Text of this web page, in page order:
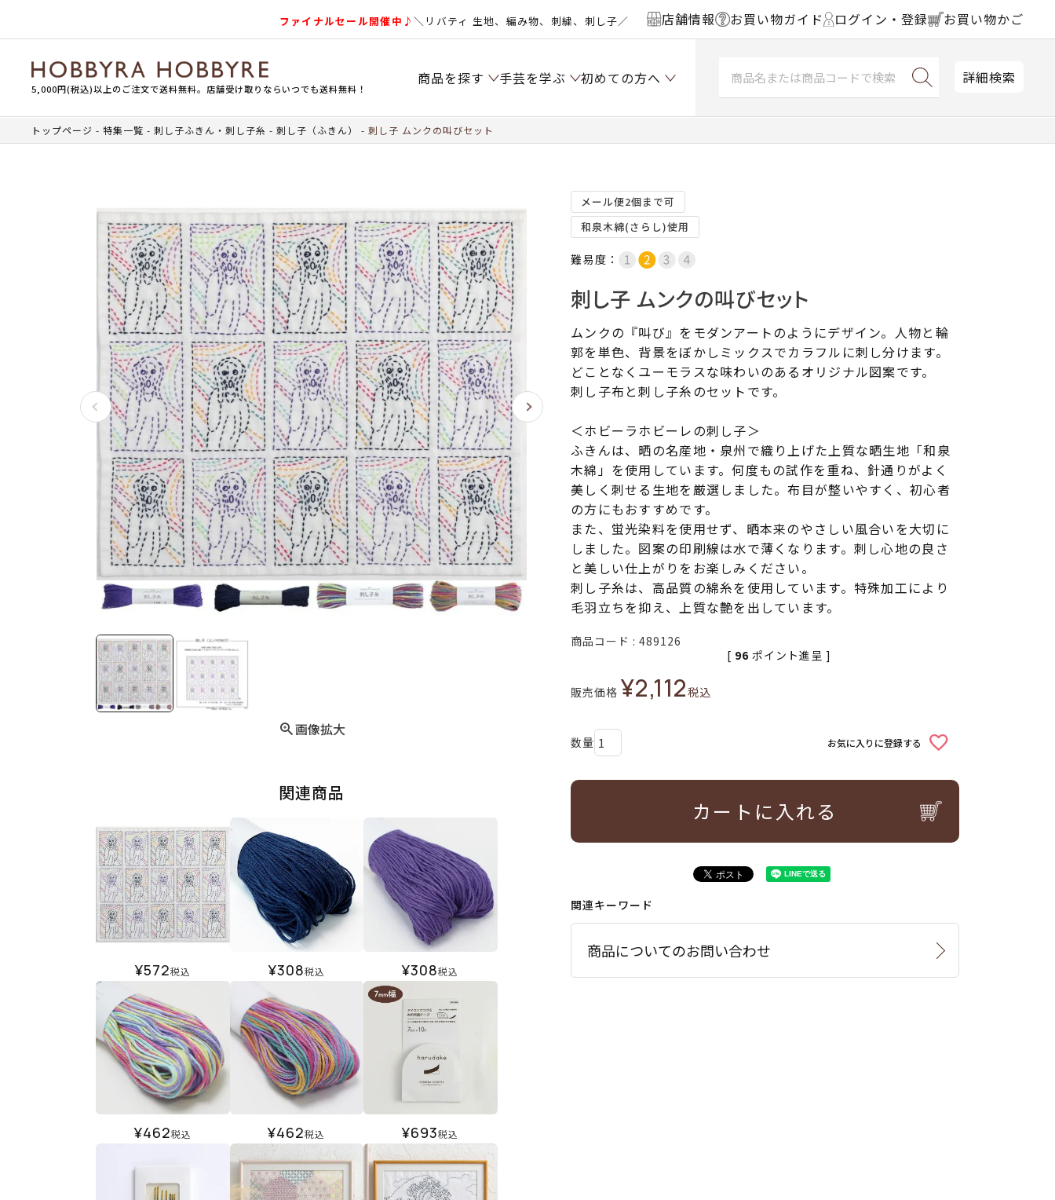
ファイナルセール開催中♪＼リバティ 生地、編み物、刺繍、刺し子／ 店舗情報 お買い物ガイド ログイン・登録 お買い物かご
5,000円(税込)以上のご注文で送料無料。店舗受け取りならいつでも送料無料！
商品を探す 手芸を学ぶ 初めての方へ 詳細検索
トップページ 特集一覧 刺し子ふきん・刺し子糸 刺し子（ふきん） 刺し子 ムンクの叫びセット
画像拡大
関連商品
¥572税込 ¥308税込 ¥308税込
¥462税込 ¥462税込 ¥693税込
メール便2個まで可
和泉木綿(さらし)使用
難易度：
刺し子 ムンクの叫びセット
ムンクの『叫び』をモダンアートのようにデザイン。人物と輪
郭を単色、背景をぼかしミックスでカラフルに刺し分けます。
どことなくユーモラスな味わいのあるオリジナル図案です。
刺し子布と刺し子糸のセットです。
＜ホビーラホビーレの刺し子＞
ふきんは、晒の名産地・泉州で織り上げた上質な晒生地「和泉
木綿」を使用しています。何度もの試作を重ね、針通りがよく
美しく刺せる生地を厳選しました。布目が整いやすく、初心者
の方にもおすすめです。
また、蛍光染料を使用せず、晒本来のやさしい風合いを大切に
しました。図案の印刷線は水で薄くなります。刺し心地の良さ
と美しい仕上がりをお楽しみください。
刺し子糸は、高品質の綿糸を使用しています。特殊加工により
毛羽立ちを抑え、上質な艶を出しています。
商品コード 489126
販売価格 ¥2,112税込
[ 96 ポイント進呈 ]
お気に入りに登録する
カートに入れる
関連キーワード
商品についてのお問い合わせ